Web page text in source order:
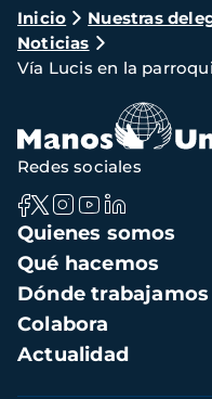
Ruta
de
navegación
Inicio Nuestras
Noticias
Vía Lucis en la
Navegación
principal
Quienes somos
Qué hacemos
Dónde trabajamos
Colabora
Actualidad
Redes sociales